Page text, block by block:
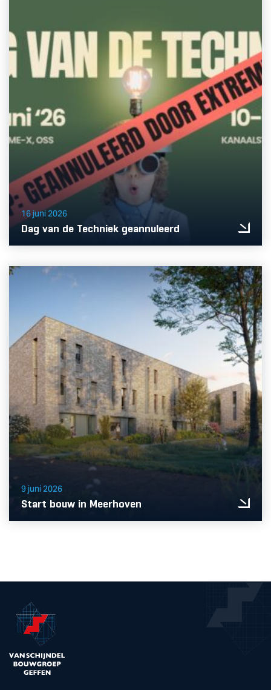
16 juni 2026
Dag van de Techniek geannuleerd
9 juni 2026
Start bouw in Meerhoven